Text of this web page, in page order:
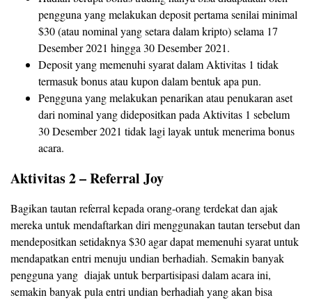
pengguna yang melakukan deposit pertama senilai minimal
$30 (atau nominal yang setara dalam kripto) selama 17
Desember 2021 hingga 30 Desember 2021.
Deposit yang memenuhi syarat dalam Aktivitas 1 tidak
termasuk bonus atau kupon dalam bentuk apa pun.
Pengguna yang melakukan penarikan atau penukaran aset
dari nominal yang didepositkan pada Aktivitas 1 sebelum
30 Desember 2021 tidak lagi layak untuk menerima bonus
acara.
Aktivitas 2 – Referral Joy
Bagikan tautan referral kepada orang-orang terdekat dan ajak
mereka untuk mendaftarkan diri menggunakan tautan tersebut dan
mendepositkan setidaknya $30 agar dapat memenuhi syarat untuk
mendapatkan entri menuju undian berhadiah. Semakin banyak
pengguna yang diajak untuk berpartisipasi dalam acara ini,
semakin banyak pula entri undian berhadiah yang akan bisa